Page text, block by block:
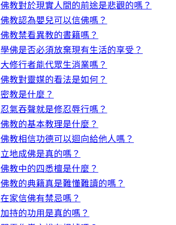
佛教對於現實人間的前途是悲觀的嗎？
佛教認為嬰兒可以信佛嗎？
佛教禁看異教的書籍嗎？
學佛是否必須放棄現有生活的享受？
大修行者能代眾生消業嗎？
佛教對靈媒的看法是如何？
密教是什麼？
忍氣吞聲就是修忍辱行嗎？
佛教的基本教理是什麼？
佛教相信功德可以迴向給他人嗎？
立地成佛是真的嗎？
佛教中的四悉檀是什麼？
佛教的典籍真是難懂難讀的嗎？
在家信佛有禁忌嗎？
加持的功用是真的嗎？